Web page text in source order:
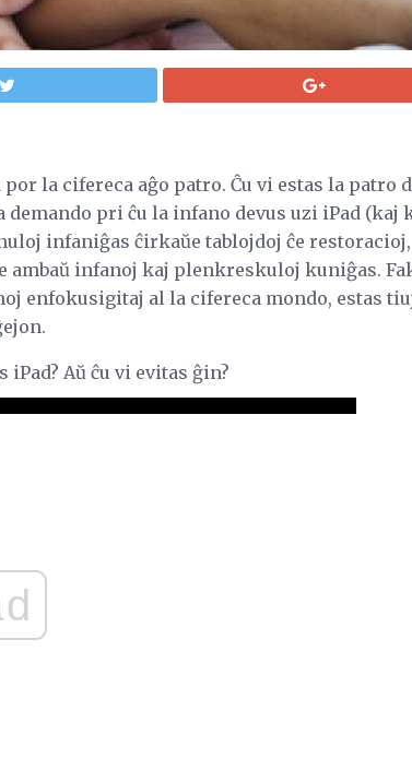
la cifereca aĝo patro. Ĉu vi estas la patro
pri ĉu la infano devus uzi iPad (kaj
infaniĝas ĉirkaŭe tablojdoj ĉe restoracioj,
infanoj kaj plenkreskuloj kuniĝas.
enfokusigitaj al la cifereca mondo, estas
Aŭ ĉu vi evitas ĝin?